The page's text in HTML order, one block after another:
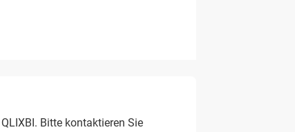
Bitte kontaktieren Sie